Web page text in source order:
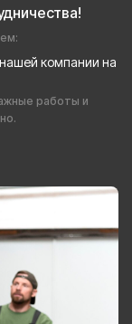
компании на
работы и